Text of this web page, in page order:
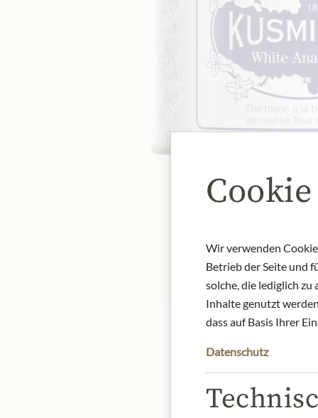
White tea is a symbol
Wir verwenden
Betrieb der Seite und
solche, die lediglich
Inhalte genutzt
dass auf Basis Ihrer
Datenschutz